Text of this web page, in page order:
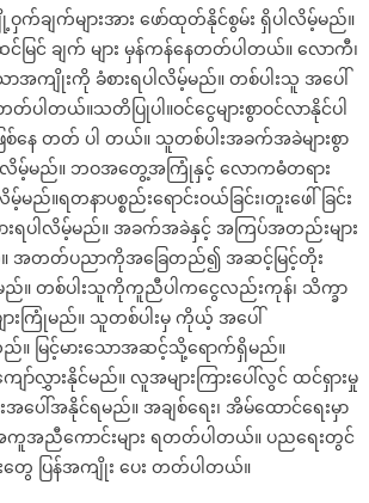
ျက်များအား ဖော်ထုတ်နိုင်စွမ်း ရှိပါလိမ့်မည်။
င်မြင် ချက် များ မှန်ကန်နေတတ်ပါတယ်။ လောကီ၊
ာအကျိုးကို ခံစားရပါလိမ့်မည်။ တစ်ပါးသူ အပေါ်
တယ်။သတိပြုပါ။ဝင်ငွေများစွာဝင်လာနိုင်ပါ
ြစ်နေ တတ် ပါ တယ်။ သူတစ်ပါးအခက်အခဲများစွာ
ပါလိမ့်မည်။ ဘဝအတွေ့အကြုံနှင့် လောကဓံတရား
ည်။ရတနာပစ္စည်းရောင်းဝယ်ခြင်း၊တူးဖေါ်ခြင်း
စားရပါလိမ့်မည်။ အခက်အခဲနှင့် အကြပ်အတည်းများ
အတတ်ပညာကိုအခြေတည်၍ အဆင့်မြင့်တိုး
မည်။ တစ်ပါးသူကိုကူညီပါကငွေလည်းကုန်၊ သိက္ခာ
ားကြုံမည်။ သူတစ်ပါးမှ ကိုယ့် အပေါ်
မြင့်မားသောအဆင့်သို့ရောက်ရှိမည်။
ာ်လွှားနိုင်မည်။ လူအများကြားပေါ်လွင် ထင်ရှားမှု
ပေါ်အနိုင်ရမည်။ အချစ်ရေး၊ အိမ်ထောင်ရေးမှာ
ညီကောင်းများ ရတတ်ပါတယ်။ ပညရေးတွင်
ေ ပြန်အကျိုး ပေး တတ်ပါတယ်။